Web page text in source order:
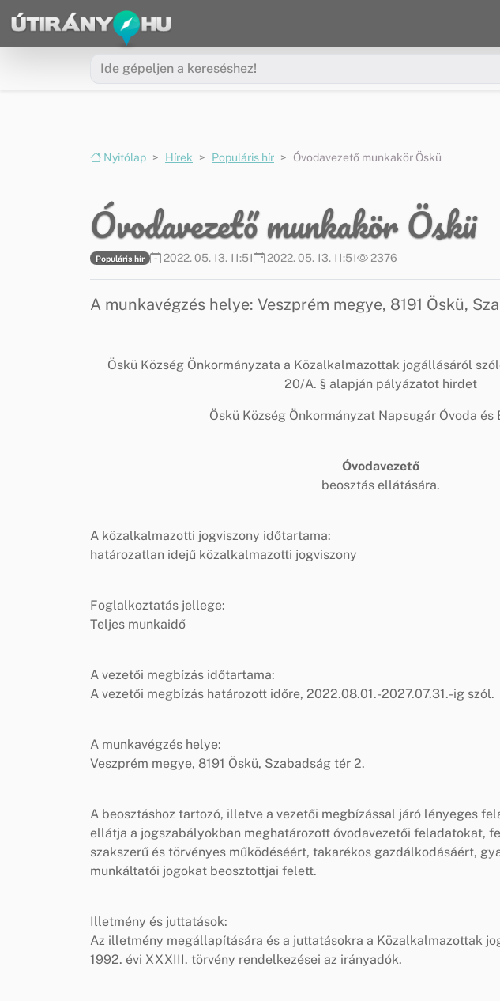
Ugrás a menüre
Ugrás a tartalomra
Nyitólap Hírek Populáris hír Óvodavezető munkakör Öskü
Óvodavezető munkakör Öskü
Populáris hír 2022. 05. 13. 11:51 2022. 05. 13. 11:51 2376
A munkavégzés helye: Veszprém megye, 8191 Öskü,
Öskü Község Önkormányzata a Közalkalmazottak jogállásáról
20/A. § alapján pályázatot hirdet
Öskü Község Önkormányzat Napsugár Óvoda és
Óvodavezető
beosztás ellátására.
A közalkalmazotti jogviszony időtartama:
határozatlan idejű közalkalmazotti jogviszony
Foglalkoztatás jellege:
Teljes munkaidő
A vezetői megbízás időtartama:
A vezetői megbízás határozott időre, 2022.08.01.-2027.07.31.-ig szól.
A munkavégzés helye:
Veszprém megye, 8191 Öskü, Szabadság tér 2.
A beosztáshoz tartozó, illetve a vezetői megbízással járó lényeges
ellátja a jogszabályokban meghatározott óvodavezetői feladatokat,
szakszerű és törvényes működéséért, takarékos gazdálkodásáért,
munkáltatói jogokat beosztottjai felett.
Illetmény és juttatások:
Az illetmény megállapítására és a juttatásokra a Közalkalmazottak
1992. évi XXXIII. törvény rendelkezései az irányadók.